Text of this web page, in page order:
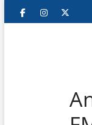
Saltar
Facebook